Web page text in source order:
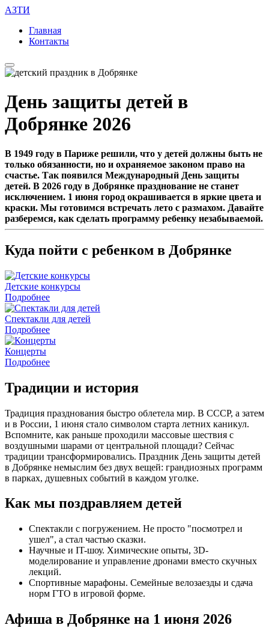
АЗТИ
Главная
Контакты
День защиты детей в
Добрянке 2026
В 1949 году в Париже решили, что у детей должны быть не
только обязанности, но и охраняемое законом право на
счастье. Так появился Международный День защиты
детей. В 2026 году в Добрянке празднование не станет
исключением. 1 июня город окрашивается в яркие цвета и
краски. Мы готовимся встречать лето с размахом. Давайте
разберемся, как сделать программу ребенку незабываемой.
Куда пойти с ребенком в Добрянке
Детские конкурсы
Подробнее
Спектакли для детей
Подробнее
Концерты
Подробнее
Традиции и история
Традиция празднования быстро облетела мир. В СССР, а затем
и в России, 1 июня стало символом старта летних каникул.
Вспомните, как раньше проходили массовые шествия с
воздушными шарами от центральной площади? Сейчас
традиции трансформировались. Праздник День защиты детей
в Добрянке немыслим без двух вещей: грандиозных программ
в парках, душевных событий в каждом уголке.
Как мы поздравляем детей
Спектакли с погружением. Не просто "посмотрел и
ушел", а стал частью сказки.
Научные и IT-шоу. Химические опыты, 3D-
моделирование и управление дронами вместо скучных
лекций.
Спортивные марафоны. Семейные велозаезды и сдача
норм ГТО в игровой форме.
Афиша в Добрянке на 1 июня 2026